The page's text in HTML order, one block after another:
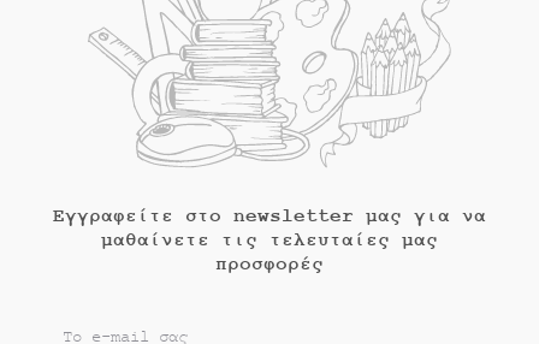
Εγγραφείτε στο newsletter μας για να
μαθαίνετε τις τελευταίες μας
προσφορές